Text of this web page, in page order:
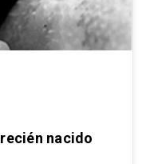
nacido